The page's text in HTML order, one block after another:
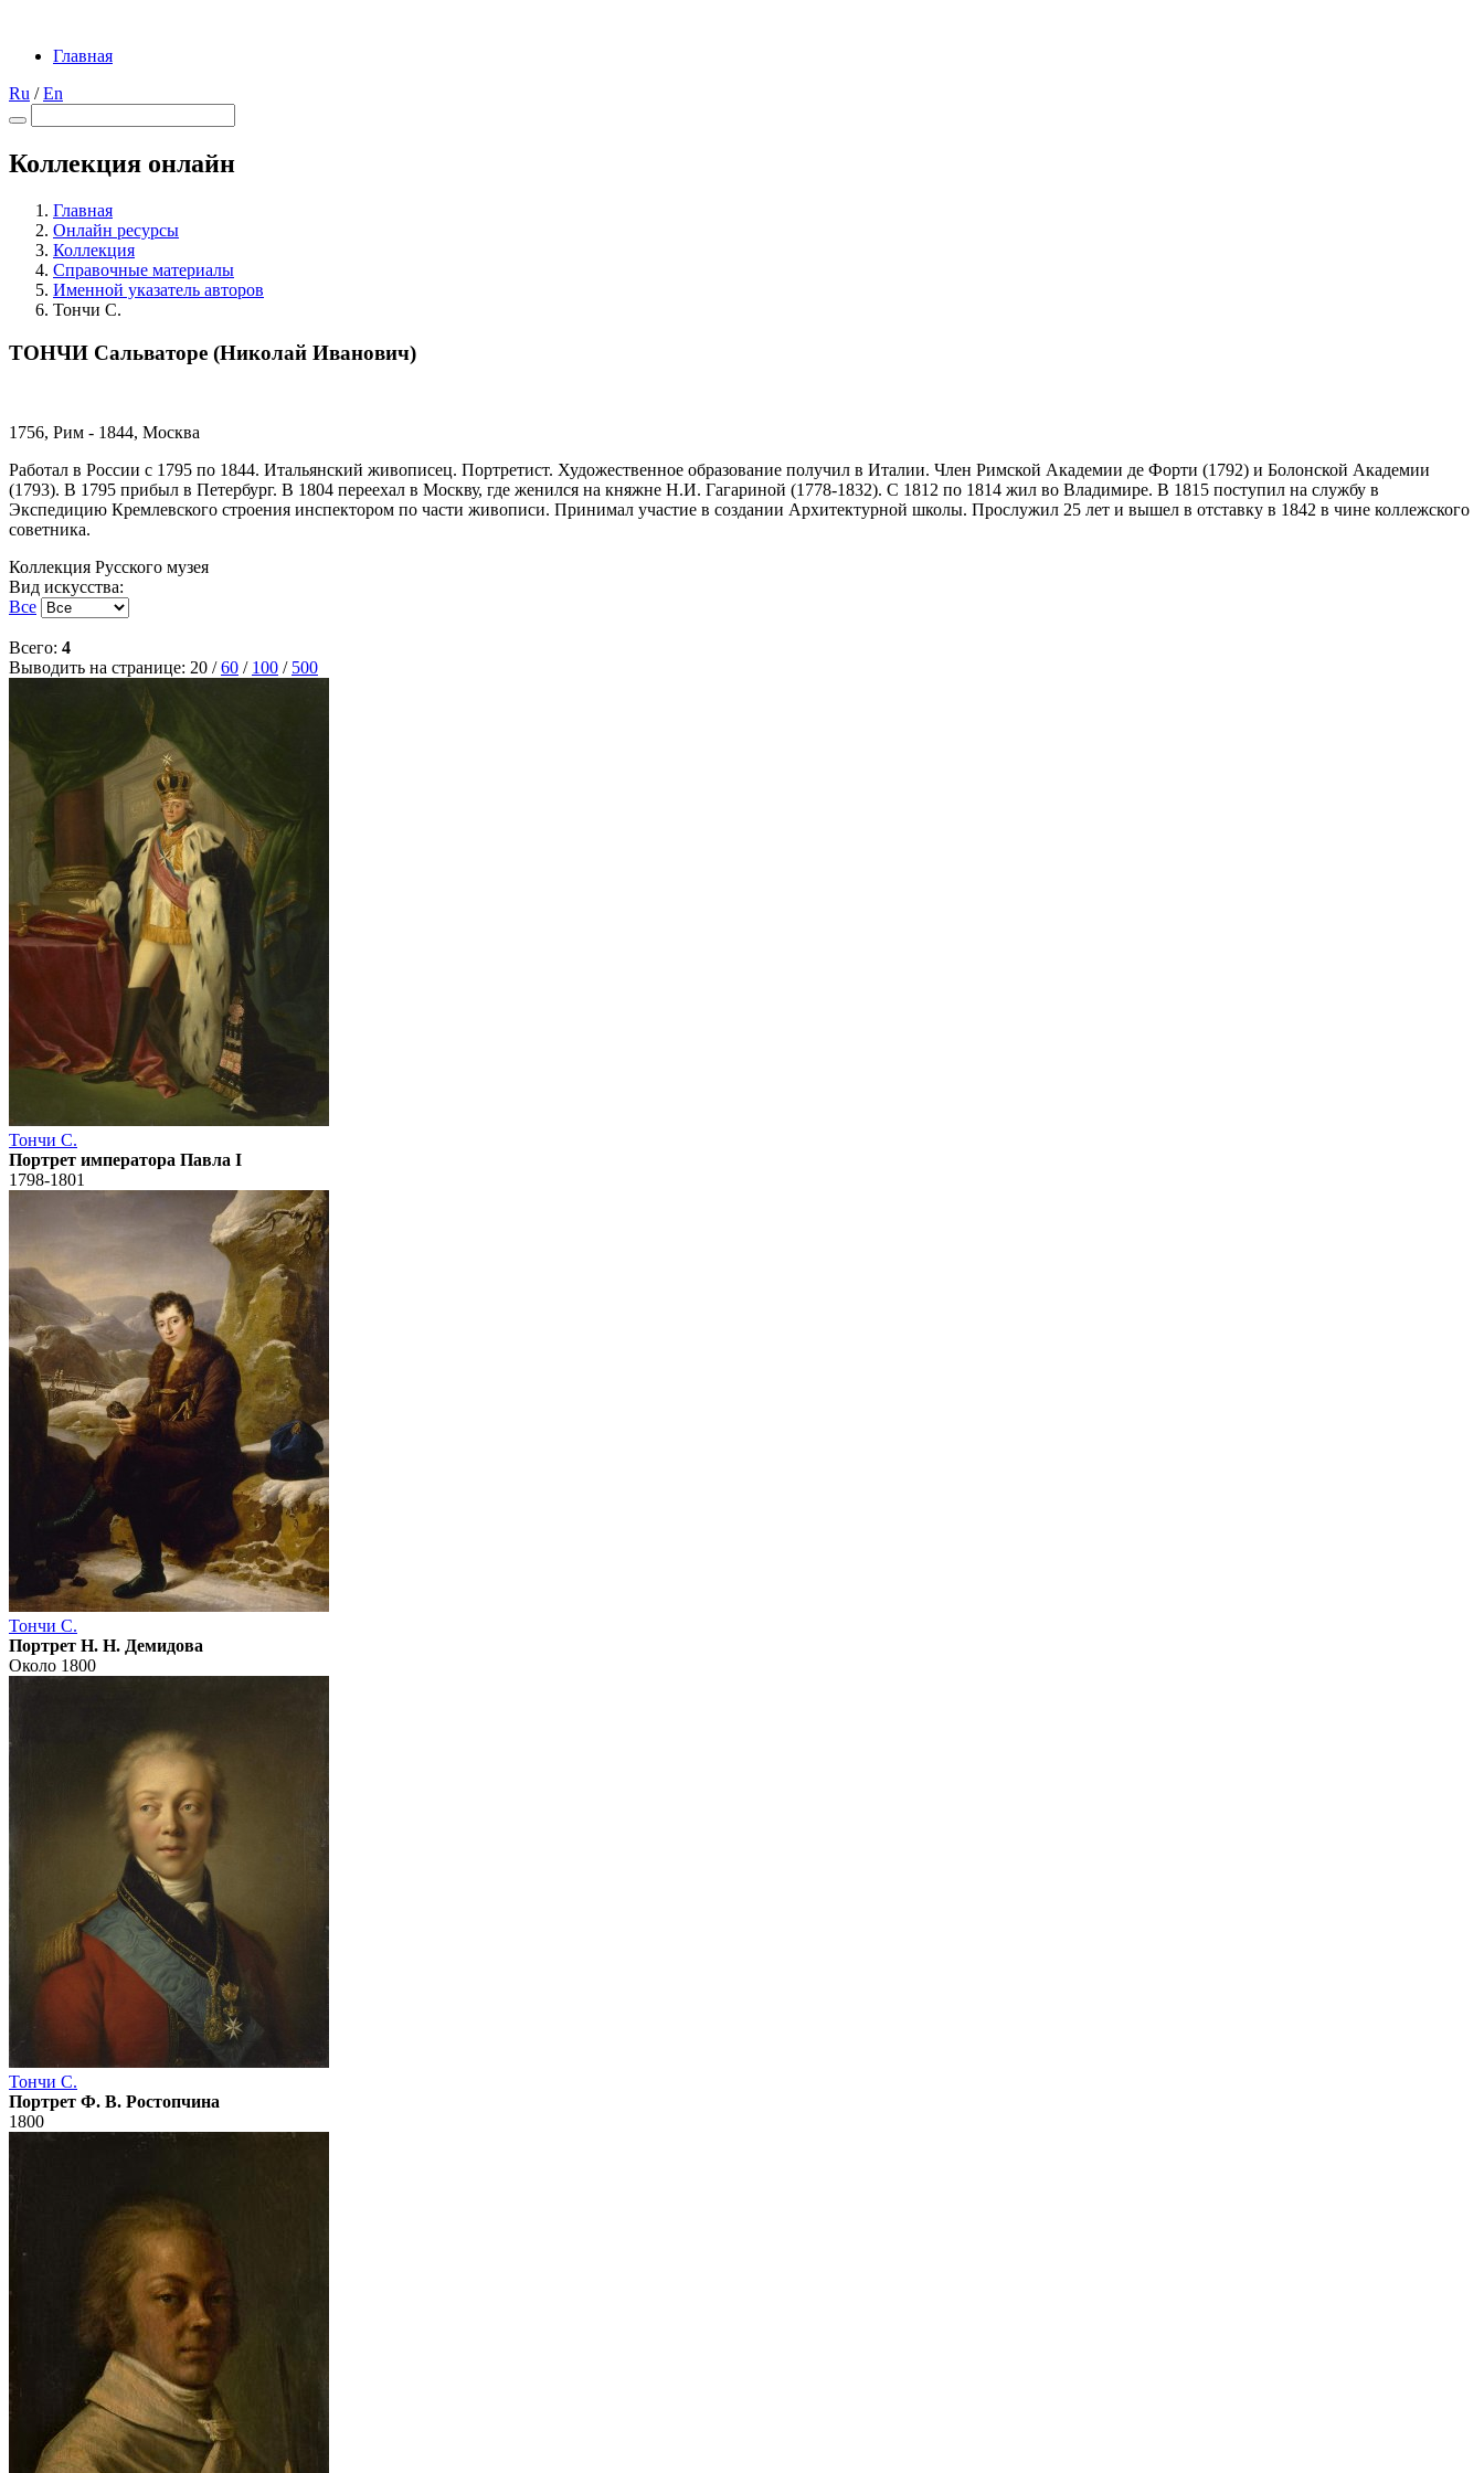
Главная
Ru /En
Коллекция онлайн
Главная
Онлайн ресурсы
Коллекция
Справочные материалы
Именной указатель авторов
Тончи С.
ТОНЧИ Сальваторе (Николай Иванович)
1756, Рим - 1844, Москва
Работал в России с 1795 по 1844. Итальянский живописец. Портретист. Художественное образование получил в Италии. Член Римской Академии де Форти (1792) и Болонской Академии
(1793). В 1795 прибыл в Петербург. В 1804 переехал в Москву, где женился на княжне Н.И. Гагариной (1778-1832). С 1812 по 1814 жил во Владимире. В 1815 поступил на службу в
Экспедицию Кремлевского строения инспектором по части живописи. Принимал участие в создании Архитектурной школы. Прослужил 25 лет и вышел в отставку в 1842 в чине коллежского
советника.
Коллекция Русского музея
Вид искусства:
Все
Всего: 4
Выводить на странице: 20 /60 / 100 / 500
Тончи С.
Портрет императора Павла I
1798-1801
Тончи С.
Портрет Н. Н. Демидова
Около 1800
Тончи С.
Портрет Ф. В. Ростопчина
1800